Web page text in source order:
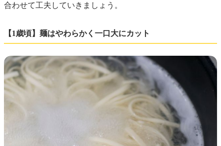
合わせて工夫していきましょう。
【1歳頃】麺はやわらかく一口大にカット